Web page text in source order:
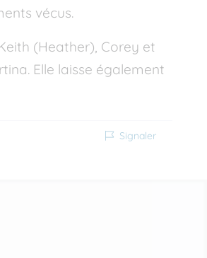
vécus.
(Heather), Corey et
Elle laisse également
Signaler